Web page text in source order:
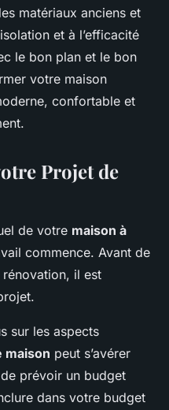
matériaux anciens et
et à l’efficacité
le bon plan et le bon
votre maison
confortable et
Projet de
de votre maison à
commence. Avant de
il est
sur les aspects
maison peut s’avérer
prévoir un budget
dans votre budget